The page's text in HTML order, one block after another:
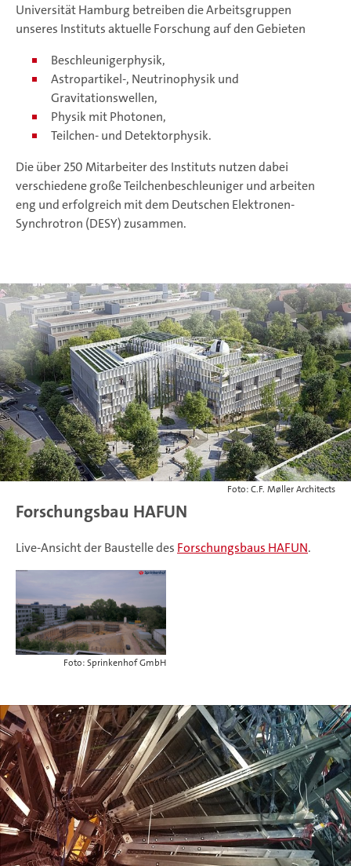
Universität Hamburg betreiben die Arbeitsgruppen
unseres Instituts aktuelle Forschung auf den Gebieten
Beschleunigerphysik,
Astropartikel-, Neutrinophysik und
Gravitationswellen,
Physik mit Photonen,
Teilchen- und Detektorphysik.
Die über 250 Mitarbeiter des Instituts nutzen dabei
verschiedene große Teilchenbeschleuniger und arbeiten
eng und erfolgreich mit dem Deutschen Elektronen-
Synchrotron (DESY) zusammen.
Foto: C.F. Møller Architects
Forschungsbau HAFUN
Live-Ansicht der Baustelle des Forschungsbaus HAFUN.
Foto: Sprinkenhof GmbH